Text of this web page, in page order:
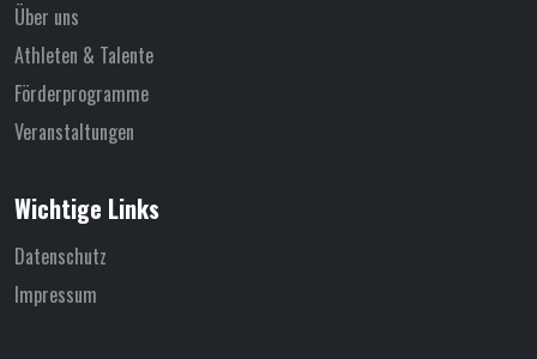
Über uns
Athleten & Talente
Förderprogramme
Veranstaltungen
Wichtige Links
Datenschutz
Impressum